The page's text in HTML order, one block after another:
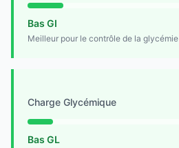
Bas GI
Meilleur pour le contrôle de la glycémie
Charge Glycémique
Bas GL